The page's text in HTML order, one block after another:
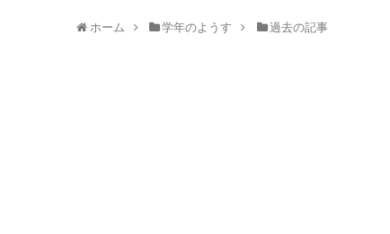
ホーム 学年のようす 過去の記事